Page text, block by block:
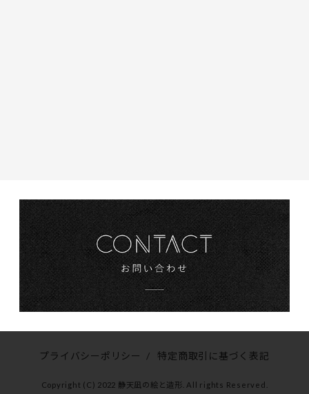
プライバシーポリシー / 特定商取引に基づく表記
Copyright (C) 2022 静天凪の絵と造形. All rights Reserved.